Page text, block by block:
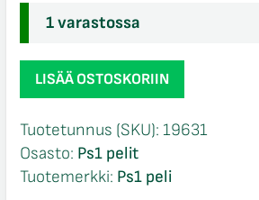
1 varastossa
Euro
Demo
loose
Ps1
määrä
LISÄÄ OSTOSKORIIN
Tuotetunnus (SKU): 19631
Osasto: Ps1 pelit
Tuotemerkki: Ps1 peli